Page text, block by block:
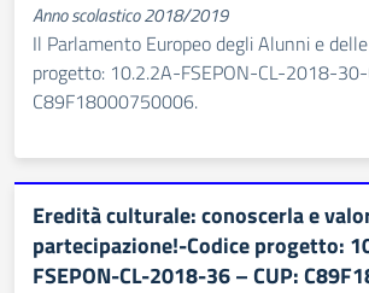
Anno scolastico 2018/2019
Il Parlamento Europeo degli Alunni e
progetto: 10.2.2A-FSEPON-CL-2018-30-
C89F18000750006.
Eredità culturale: conoscerla e
partecipazione!-Codice progetto:
FSEPON-CL-2018-36 – CUP: